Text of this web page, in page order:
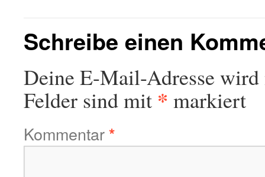
Schreibe einen
Deine E-Mail-Adresse
Felder sind mit * markiert
Kommentar*